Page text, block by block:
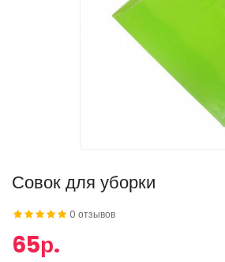
Совок для уборки
0 отзывов
65р.